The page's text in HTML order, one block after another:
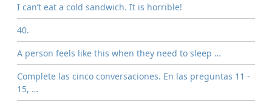
I can’t eat a cold sandwich. It is horrible!
40.
A person feels like this when they need to sleep …
Complete las cinco conversaciones. En las preguntas 11 -
15, …